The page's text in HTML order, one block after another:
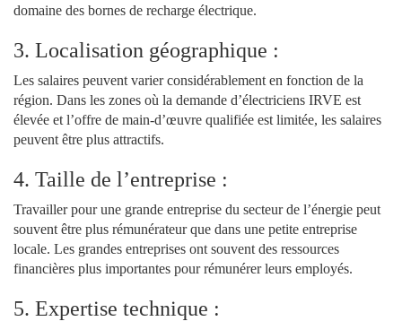
domaine des bornes de recharge électrique.
3. Localisation géographique :
Les salaires peuvent varier considérablement en fonction de la
région. Dans les zones où la demande d’électriciens IRVE est
élevée et l’offre de main-d’œuvre qualifiée est limitée, les salaires
peuvent être plus attractifs.
4. Taille de l’entreprise :
Travailler pour une grande entreprise du secteur de l’énergie peut
souvent être plus rémunérateur que dans une petite entreprise
locale. Les grandes entreprises ont souvent des ressources
financières plus importantes pour rémunérer leurs employés.
5. Expertise technique :